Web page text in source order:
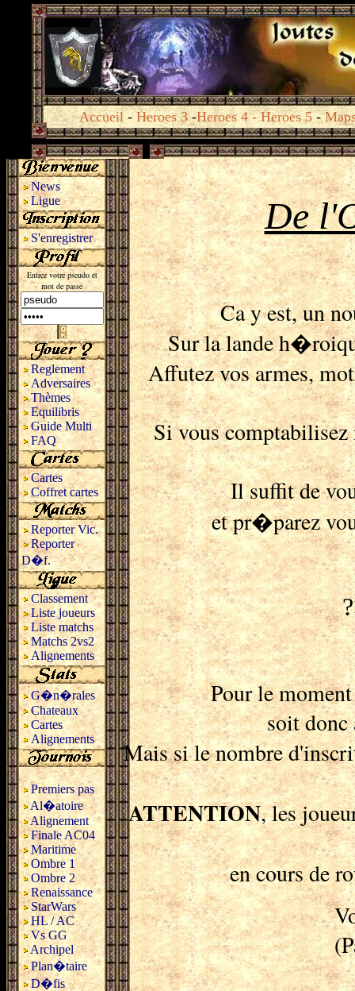
Accueil-Heroes 3-Heroes 4-Heroes 5-
News
Ligue
S'enregistrer
Entrez votre pseudo et
mot de passe
Reglement
Adversaires
Thèmes
Equilibris
Guide Multi
FAQ
Cartes
Coffret cartes
Reporter Vic.
Reporter
D�f.
Classement
Liste joueurs
Liste matchs
Matchs 2vs2
Alignements
G�n�rales
Chateaux
Cartes
Alignements
Premiers pas
Al�atoire
Alignement
Finale AC04
Maritime
Ombre 1
Ombre 2
Renaissance
StarWars
HL / AC
Vs GG
Archipel
Plan�taire
D�fis
De
Ca y est, un
Sur la lande
Affutez vos armes,
Si vous comptabilisez
Il suffit de
et pr�parez
Pour le
soit donc
Mais si le nombre
ATTENTION, les
en cours de